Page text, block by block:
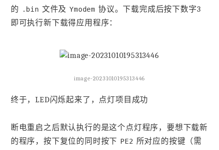
的 .bin 文件及 Ymodem 协议。下载完成后按下数字3
即可执行新下载得应用程序：
image-20231010195313446
终于，LED闪烁起来了，点灯项目成功
断电重启之后默认执行的是这个点灯程序，要想下载新
的程序，按下复位的同时按下 PE2 所对应的按键（需